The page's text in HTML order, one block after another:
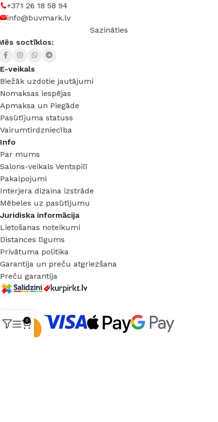
+371 26 18 58 94
info@buvmark.lv
Sazināties
soctīklos:
E-veikals
Biežāk uzdotie jautājumi
Nomaksas iespējas
Apmaksa un Piegāde
Pasūtījuma statuss
Vairumtirdzniecība
Info
Par mums
Salons-veikals Ventspilī
Pakalpojumi
Interjera dizaina izstrāde
Mēbeles uz pasūtījumu
Juridiska informācija
Lietošanas noteikumi
Distances līgums
Privātuma politika
Garantija un preču atgriezšana
Preču garantija
0